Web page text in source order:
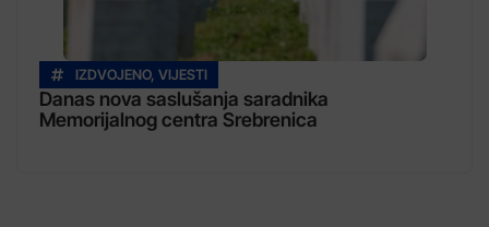
IZDVOJENO, VIJESTI
Danas nova saslušanja saradnika
Memorijalnog centra Srebrenica